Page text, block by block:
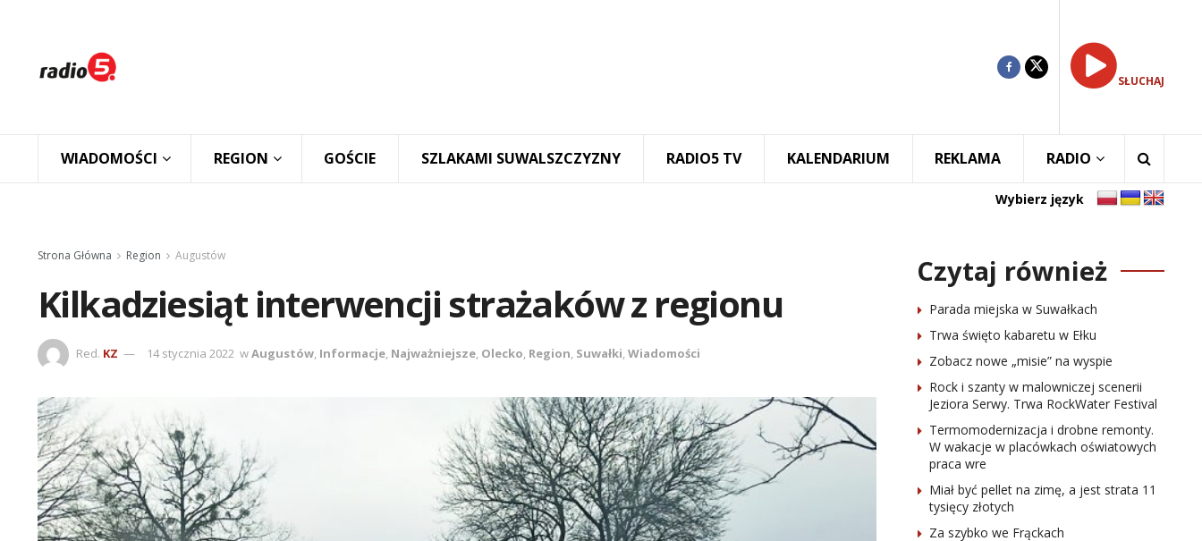
SŁUCHAJ
WIADOMOŚCI REGION GOŚCIE SZLAKAMI SUWALSZCZYZNY RADIO5 TV KALENDARIUM REKLAMA RADIO
Wybierz język
Strona Główna Region Augustów
Kilkadziesiąt interwencji strażaków z regionu
Red. KZ 14 stycznia 2022 wAugustów, Informacje, Najważniejsze, Olecko, Region, Suwałki,Wiadomości
Czytaj również
Parada miejska w Suwałkach
Trwa święto kabaretu w Ełku
Zobacz nowe „misie” na wyspie
Rock i szanty w malowniczej scenerii
Jeziora Serwy. Trwa RockWater Festival
Termomodernizacja i drobne remonty.
W wakacje w placówkach oświatowych
praca wre
Miał być pellet na zimę, a jest strata 11
tysięcy złotych
Za szybko we Frąckach